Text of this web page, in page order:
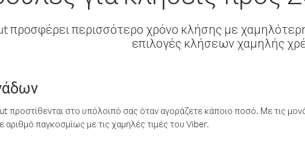
προσφέρει περισσότερο χρόνο κλήσης με
επιλογές κλήσεων χαμηλής
προστίθενται στο υπόλοιπό σας όταν αγοράζετε κάποιο ποσό. Με τις
παγκοσμίως με τις χαμηλές τιμές του Viber.